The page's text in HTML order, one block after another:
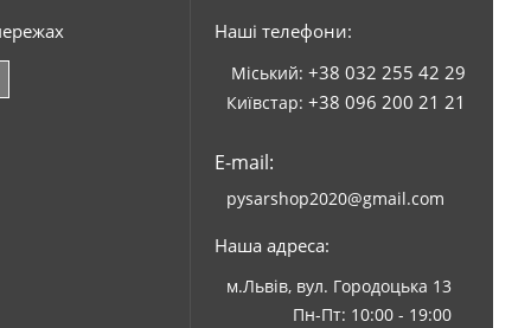
Наші телефони:
Міський: +38 032 255 42 29
Київстар: +38 096 200 21 21
E-mail:
pysarshop2020@gmail.com
Наша адреса:
м.Львів, вул. Городоцька 13
Пн-Пт: 10:00 - 19:00